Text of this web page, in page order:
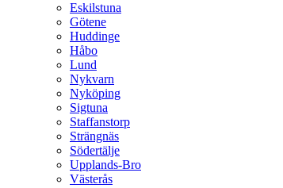
Eskilstuna
Götene
Huddinge
Håbo
Lund
Nykvarn
Nyköping
Sigtuna
Staffanstorp
Strängnäs
Södertälje
Upplands-Bro
Västerås